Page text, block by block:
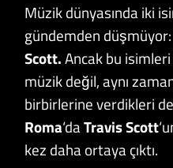
Müzik dünyasında iki
gündemden düşmüyor:
Scott.Ancak bu
müzik değil, aynı
birbirlerine verdikleri
Roma‘daTravis Scott
kez daha ortaya çıktı.